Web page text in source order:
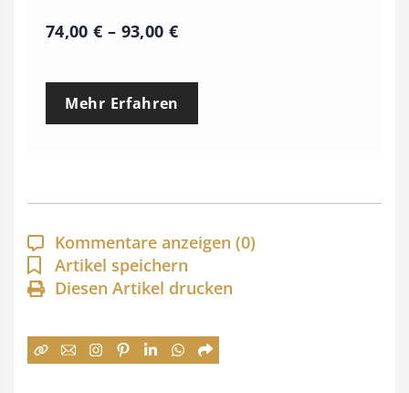
74,00€ – 93,00 €P
e
p
a
n
n
:
Mehr Erfahren
Kommentare anzeigen (0)
Artikel speichern
Diesen Artikel drucken